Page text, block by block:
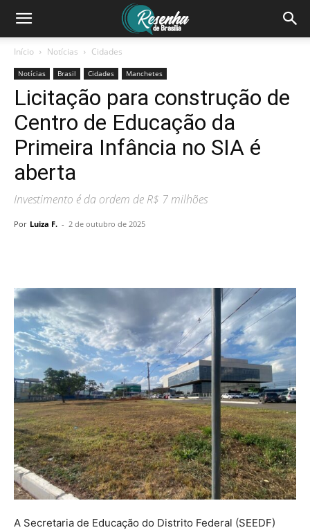
Início Notícias Cidades
Notícias Brasil Cidades Manchetes
Licitação para construção de
Centro de Educação da
Primeira Infância no SIA é
aberta
Investimento é da ordem de R$ 7 milhões
Por Luiza F. - 2 de outubro de 2025
A Secretaria de Educação do Distrito Federal (SEEDF)